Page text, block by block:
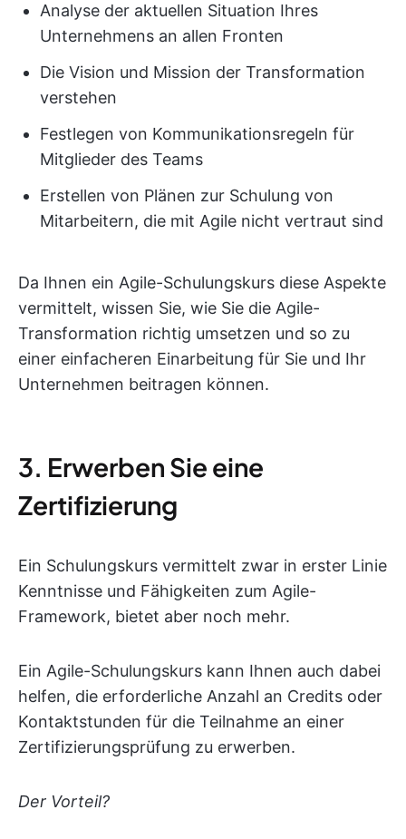
Analyse der aktuellen Situation Ihres
Unternehmens an allen Fronten
Die Vision und Mission der Transformation
verstehen
Festlegen von Kommunikationsregeln für
Mitglieder des Teams
Erstellen von Plänen zur Schulung von
Mitarbeitern, die mit Agile nicht vertraut sind
Da Ihnen ein Agile-Schulungskurs diese Aspekte
vermittelt, wissen Sie, wie Sie die Agile-
Transformation richtig umsetzen und so zu
einer einfacheren Einarbeitung für Sie und Ihr
Unternehmen beitragen können.
3. Erwerben Sie eine
Zertifizierung
Ein Schulungskurs vermittelt zwar in erster Linie
Kenntnisse und Fähigkeiten zum Agile-
Framework, bietet aber noch mehr.
Ein Agile-Schulungskurs kann Ihnen auch dabei
helfen, die erforderliche Anzahl an Credits oder
Kontaktstunden für die Teilnahme an einer
Zertifizierungsprüfung zu erwerben.
Der Vorteil?